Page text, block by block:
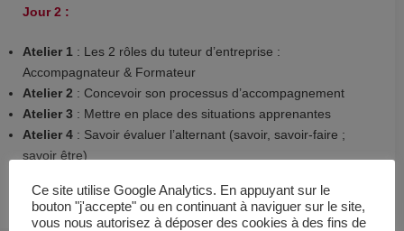
Jour 2 :
Atelier 1 : Les 2 rôles du tuteur d’entreprise :
Accompagnateur & Formateur
Atelier 2 : Concevoir son processus d’accompagnement
Atelier 3 : Mettre en place des situations apprenantes
Atelier 4 : Savoir évaluer l’alternant (savoir, savoir-faire ;
savoir être)
Ce site utilise Google Analytics. En appuyant sur le
bouton "j'accepte" ou en continuant à naviguer sur le site,
vous nous autorisez à déposer des cookies à des fins de